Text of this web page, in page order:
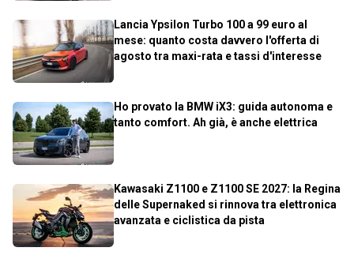
Lancia Ypsilon Turbo 100 a 99 euro al
mese: quanto costa davvero l'offerta di
agosto tra maxi-rata e tassi d'interesse
Ho provato la BMW iX3: guida autonoma e
tanto comfort. Ah già, è anche elettrica
Kawasaki Z1100 e Z1100 SE 2027: la Regina
delle Supernaked si rinnova tra elettronica
avanzata e ciclistica da pista